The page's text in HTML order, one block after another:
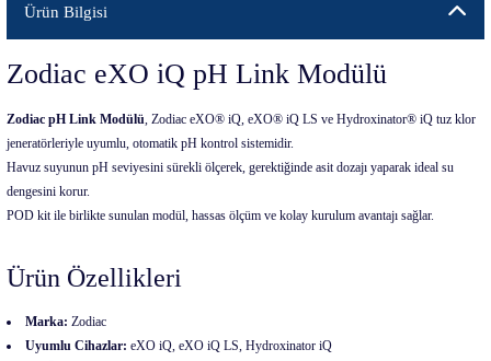
Ürün Bilgisi
Zodiac eXO iQ pH Link Modülü
Zodiac pH Link Modülü, Zodiac eXO® iQ, eXO® iQ LS ve Hydroxinator® iQ tuz klor
jeneratörleriyle uyumlu, otomatik pH kontrol sistemidir.
Havuz suyunun pH seviyesini sürekli ölçerek, gerektiğinde asit dozajı yaparak ideal su
dengesini korur.
POD kit ile birlikte sunulan modül, hassas ölçüm ve kolay kurulum avantajı sağlar.
Ürün Özellikleri
Marka: Zodiac
Uyumlu Cihazlar: eXO iQ, eXO iQ LS, Hydroxinator iQ